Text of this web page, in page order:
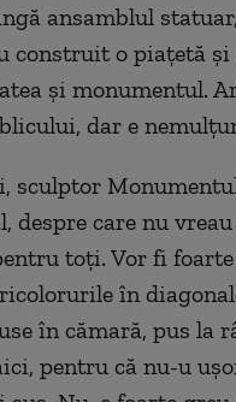
ansamblul
construit o piaţetă şi
şi monumentul.
dar e
sculptor
despre care nu
toţi. Vor fi
în
în cămară, pus la
pentru că nu-u